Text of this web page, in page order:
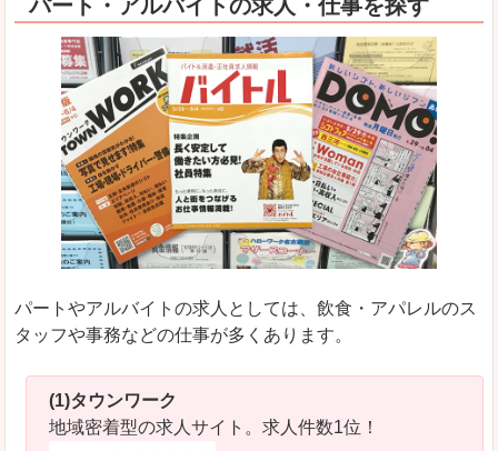
パート・アルバイトの求人・仕事を探す
パートやアルバイトの求人としては、飲食・アパレルのス
タッフや事務などの仕事が多くあります。
(1)タウンワーク
地域密着型の求人サイト。求人件数1位！